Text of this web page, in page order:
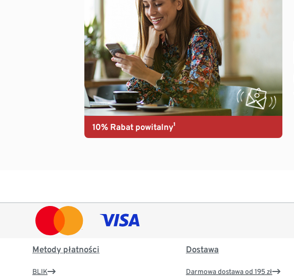
10% Rabat powitalny¹
Metody płatności
BLIK
Dostawa
Darmowa dostawa od 195 zł